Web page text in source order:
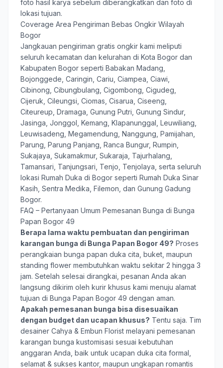
foto hasil karya sebelum diberangkatkan dan foto di
lokasi tujuan.
Coverage Area Pengiriman Bebas Ongkir Wilayah
Bogor
Jangkauan pengiriman gratis ongkir kami meliputi
seluruh kecamatan dan kelurahan di Kota Bogor dan
Kabupaten Bogor seperti Babakan Madang,
Bojonggede, Caringin, Cariu, Ciampea, Ciawi,
Cibinong, Cibungbulang, Cigombong, Cigudeg,
Cijeruk, Cileungsi, Ciomas, Cisarua, Ciseeng,
Citeureup, Dramaga, Gunung Putri, Gunung Sindur,
Jasinga, Jonggol, Kemang, Klapanunggal, Leuwiliang,
Leuwisadeng, Megamendung, Nanggung, Pamijahan,
Parung, Parung Panjang, Ranca Bungur, Rumpin,
Sukajaya, Sukamakmur, Sukaraja, Tajurhalang,
Tamansari, Tanjungsari, Tenjo, Tenjolaya, serta seluruh
lokasi Rumah Duka di Bogor seperti Rumah Duka Sinar
Kasih, Sentra Medika, Filemon, dan Gunung Gadung
Bogor.
FAQ – Pertanyaan Umum Pemesanan Bunga di Bunga
Papan Bogor 49
Berapa lama waktu pembuatan dan pengiriman
karangan bunga di Bunga Papan Bogor 49? Proses
perangkaian bunga papan duka cita, buket, maupun
standing flower membutuhkan waktu sekitar 2 hingga 3
jam. Setelah selesai dirangkai, pesanan Anda akan
langsung dikirim oleh kurir khusus kami menuju alamat
tujuan di Bunga Papan Bogor 49 dengan aman.
Apakah pemesanan bunga bisa disesuaikan
dengan budget dan ucapan khusus? Tentu saja. Tim
desainer Cahya & Embun Florist melayani pemesanan
karangan bunga kustomisasi sesuai kebutuhan
anggaran Anda, baik untuk ucapan duka cita formal,
selamat & sukses kantor, maupun ungkapan romantis